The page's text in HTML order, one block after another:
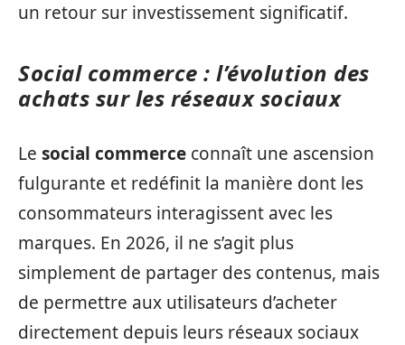
un retour sur investissement significatif.
Social commerce : l’évolution des
achats sur les réseaux sociaux
Le social commerce connaît une ascension
fulgurante et redéfinit la manière dont les
consommateurs interagissent avec les
marques. En 2026, il ne s’agit plus
simplement de partager des contenus, mais
de permettre aux utilisateurs d’acheter
directement depuis leurs réseaux sociaux